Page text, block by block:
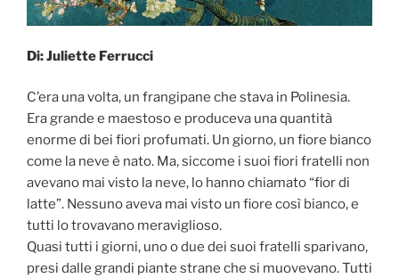
Di: Juliette Ferrucci
C’era una volta, un frangipane che stava in Polinesia.
Era grande e maestoso e produceva una quantità
enorme di bei fiori profumati. Un giorno, un fiore bianco
come la neve è nato. Ma, siccome i suoi fiori fratelli non
avevano mai visto la neve, lo hanno chiamato “fior di
latte”. Nessuno aveva mai visto un fiore così bianco, e
tutti lo trovavano meraviglioso.
Quasi tutti i giorni, uno o due dei suoi fratelli sparivano,
presi dalle grandi piante strane che si muovevano. Tutti